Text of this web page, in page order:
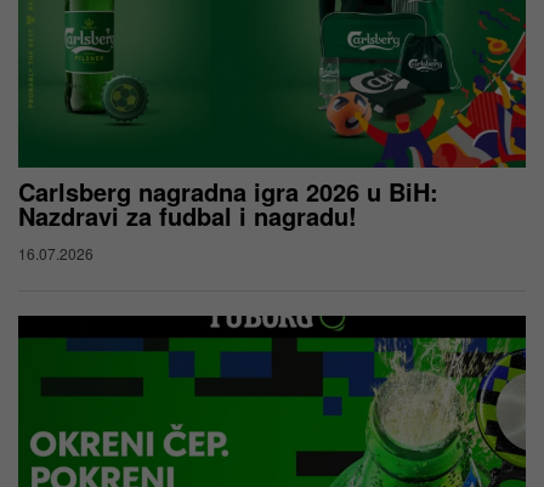
Carlsberg nagradna igra 2026 u BiH:
Nazdravi za fudbal i nagradu!
16.07.2026